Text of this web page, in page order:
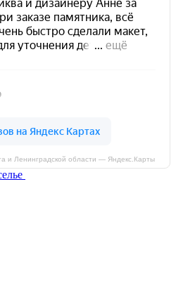
и Ленинградской области — Яндекс.Карты